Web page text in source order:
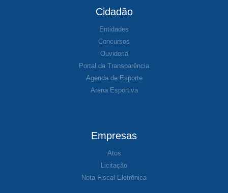
Cidadão
Entidades
Concursos
Ouvidoria
Portal da Transparência
Agenda de Esporte
Arena Esportiva
Empresas
Atos
Licitação
Nota Fiscal Eletrônica